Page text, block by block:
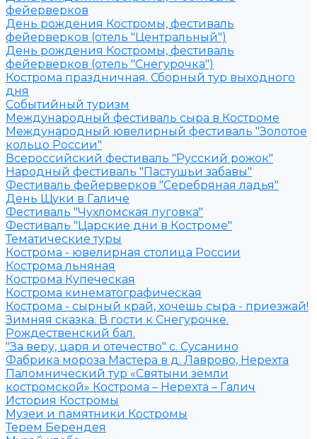
фейерверков
День рождения Костромы, фестиваль
фейерверков (отель "Центральный")
День рождения Костромы, фестиваль
фейерверков (отель "Снегурочка")
Кострома праздничная. Сборный тур выходного
дня
Событийный туризм
Международный фестиваль сыра в Костроме
Международный ювелирный фестиваль "Золотое
кольцо России"
Всероссийский фестиваль "Русский рожок"
Народный фестиваль "Пастушьи забавы"
Фестиваль фейерверков "Серебряная ладья"
День Щуки в Галиче
Фестиваль "Чухломская пуговка"
Фестиваль "Царские дни в Костроме"
Тематические туры
Кострома - ювелирная столица России
Кострома льняная
Кострома Купеческая
Кострома кинематографическая
Кострома - сырный край, хочешь сыра - приезжай!
Зимняя сказка. В гости к Снегурочке.
Рождественский бал.
"За веру, царя и отечество" с. Сусанино
Фабрика мороза Мастера в д. Лаврово, Нерехта
Паломнический тур «Святыни земли
костромской» Кострома – Нерехта – Галич
История Костромы
Музеи и памятники Костромы
Терем Берендея